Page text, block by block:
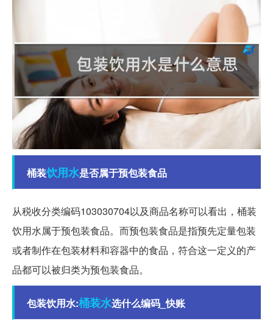
桶装饮用水是否属于预包装食品
从税收分类编码103030704以及商品名称可以看出，桶装
饮用水属于预包装食品。而预包装食品是指预先定量包装
或者制作在包装材料和容器中的食品，符合这一定义的产
品都可以被归类为预包装食品。
包装饮用水:桶装水选什么编码_快账